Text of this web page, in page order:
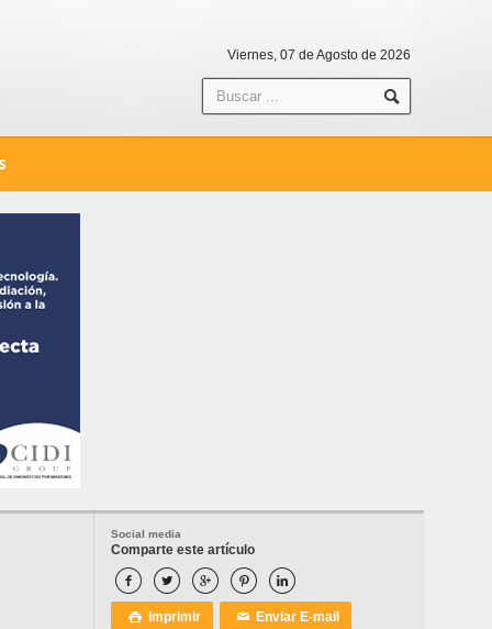
Viernes, 07 de Agosto de 2026
Social media
Comparte este artículo
    
 Imprimir ✉ Enviar E-mail